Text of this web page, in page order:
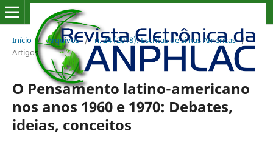
Início / Arquivos / n. 24 (2018): Escritas de si nas Américas /
Artigos
O Pensamento latino-americano
nos anos 1960 e 1970: Debates,
ideias, conceitos